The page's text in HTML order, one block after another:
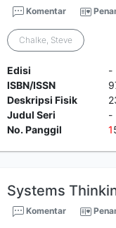
Komentar
Chalke, Steve
Edisi
-
ISBN/ISSN
Deskripsi Fisik
Judul Seri
-
No. Panggil
1
Systems
Komentar